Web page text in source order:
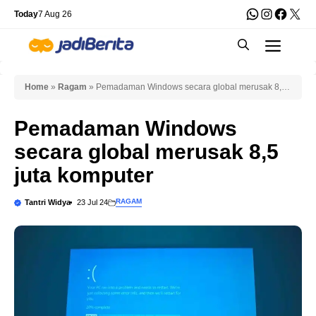
Skip
content
Today7 Aug 26 WhatsApp
X
Home » Ragam » Pemadaman Windows secara global merusak 8,5
Pemadaman Windows
secara global merusak 8,5
juta komputer
Tantri Widya 23 Jul 24 RAGAM